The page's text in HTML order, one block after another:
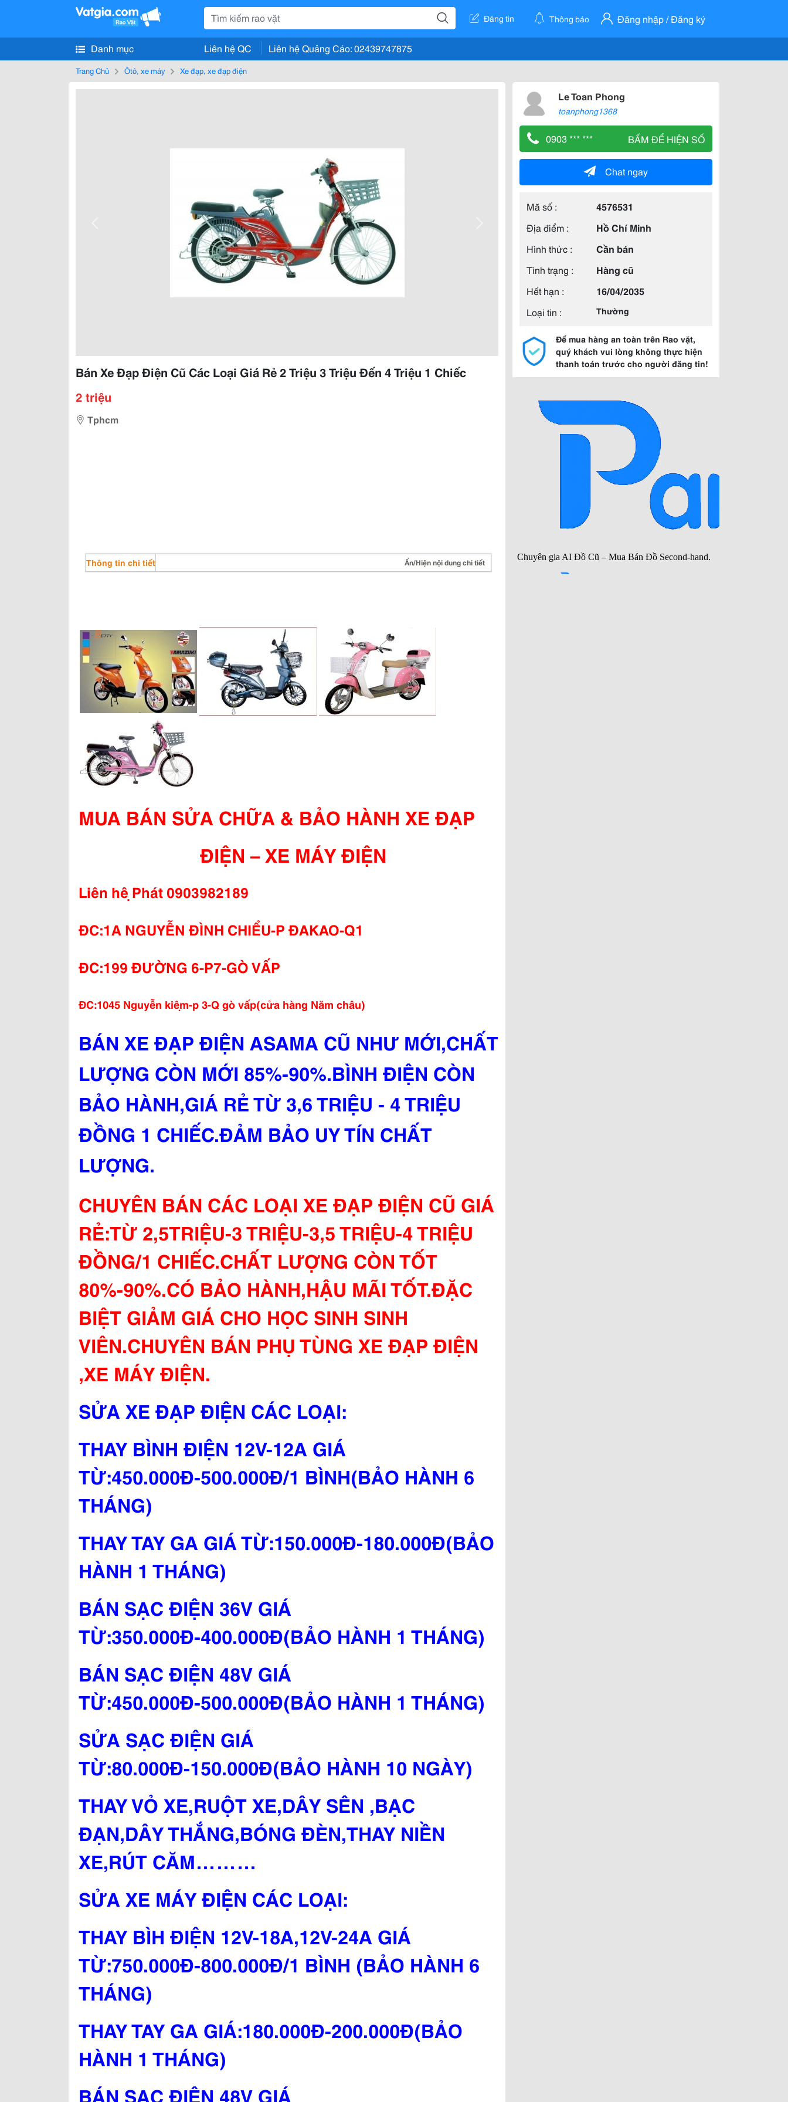
Đăng tin Thông báo Đăng nhập / Đăng ký
Danh mục Liên hệ QC Liên hệ Quảng Cáo: 02439747875
Trang Chủ Ôtô, xe máy Xe đạp, xe đạp điện
Bán Xe Đạp Điện Cũ Các Loại Giá Rẻ 2 Triệu 3 Triệu Đến 4 Triệu 1 Chiếc
2 triệu
Tphcm
Thông tin chi tiết Ẩn/Hiện nội dung chi tiết
MUA BÁN SỬA CHỮA & BẢO HÀNH XE ĐẠP
ĐIỆN – XE MÁY ĐIỆN
Liên hệ Phát 0903982189
ĐC:1A NGUYỄN ĐÌNH CHIỂU-P ĐAKAO-Q1
ĐC:199 ĐƯỜNG 6-P7-GÒ VẤP
ĐC:1045 Nguyễn kiệm-p 3-Q gò vấp(cửa hàng Năm châu)
BÁN XE ĐẠP ĐIỆN ASAMA CŨ NHƯ MỚI,CHẤT
LƯỢNG CÒN MỚI 85%-90%.BÌNH ĐIỆN CÒN
BẢO HÀNH,GIÁ RẺ TỪ 3,6 TRIỆU - 4 TRIỆU
ĐỒNG 1 CHIẾC.ĐẢM BẢO UY TÍN CHẤT
LƯỢNG.
CHUYÊN BÁN CÁC LOẠI XE ĐẠP ĐIỆN CŨ GIÁ
RẺ:TỪ 2,5TRIỆU-3 TRIỆU-3,5 TRIỆU-4 TRIỆU
ĐỒNG/1 CHIẾC.CHẤT LƯỢNG CÒN TỐT
80%-90%.CÓ BẢO HÀNH,HẬU MÃI TỐT.ĐẶC
BIỆT GIẢM GIÁ CHO HỌC SINH SINH
VIÊN.CHUYÊN BÁN PHỤ TÙNG XE ĐẠP ĐIỆN
,XE MÁY ĐIỆN.
SỬA XE ĐẠP ĐIỆN CÁC LOẠI:
THAY BÌNH ĐIỆN 12V-12A GIÁ
TỪ:450.000Đ-500.000Đ/1 BÌNH(BẢO HÀNH 6
THÁNG)
THAY TAY GA GIÁ TỪ:150.000Đ-180.000Đ(BẢO
HÀNH 1 THÁNG)
BÁN SẠC ĐIỆN 36V GIÁ
TỪ:350.000Đ-400.000Đ(BẢO HÀNH 1 THÁNG)
BÁN SẠC ĐIỆN 48V GIÁ
TỪ:450.000Đ-500.000Đ(BẢO HÀNH 1 THÁNG)
SỬA SẠC ĐIỆN GIÁ
TỪ:80.000Đ-150.000Đ(BẢO HÀNH 10 NGÀY)
THAY VỎ XE,RUỘT XE,DÂY SÊN ,BẠC
ĐẠN,DÂY THẮNG,BÓNG ĐÈN,THAY NIỀN
XE,RÚT CĂM………
SỬA XE MÁY ĐIỆN CÁC LOẠI:
THAY BÌH ĐIỆN 12V-18A,12V-24A GIÁ
TỪ:750.000Đ-800.000Đ/1 BÌNH (BẢO HÀNH 6
THÁNG)
THAY TAY GA GIÁ:180.000Đ-200.000Đ(BẢO
HÀNH 1 THÁNG)
BÁN SẠC ĐIỆN 48V GIÁ
Le Toan Phong
toanphong1368
0903 *** *** BẤM ĐỂ HIỆN SỐ
Chat ngay
Mã số :
4576531
Địa điểm :
Hồ Chí Minh
Hình thức :
Cần bán
Tình trạng :
Hàng cũ
Hết hạn :
16/04/2035
Loại tin :
Thường
Để mua hàng an toàn trên Rao vặt,
quý khách vui lòng không thực hiện
thanh toán trước cho người đăng tin!